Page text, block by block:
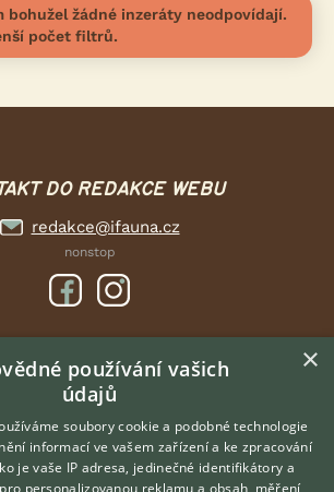
žádné inzeráty neodpovídají.
počet filtrů.
DO REDAKCE WEBU
redakce@ifauna.cz
nonstop
DOMOVSKÁ STRÁNKA
INZERCE
DISKUSE
ČLÁNKY
×
používání vašich
údajů
soubory cookie a podobné technologie
informací ve vašem zařízení a ke zpracování
je vaše IP adresa, jedinečné identifikátory a
personalizovanou reklamu a obsah, měření